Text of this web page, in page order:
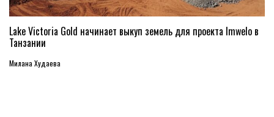
Lake Victoria Gold начинает выкуп земель для проекта Imwelo в
Танзании
Милана Худаева